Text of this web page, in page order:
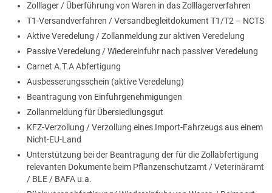
Zolllager / Überführung von Waren in das Zolllagerverfahren
T1-Versandverfahren / Versandbegleitdokument T1/T2 – NCTS
Aktive Veredelung / Zollanmeldung zur aktiven Veredelung
Passive Veredelung / Wiedereinfuhr nach passiver Veredelung
Carnet A.T.A Abfertigung
Ausbesserungsschein (aktive Veredelung)
Beantragung von Einfuhrgenehmigungen
Zollanmeldung für Übersiedlungsgut
KFZ-Verzollung / Verzollung eines Import-Fahrzeugs aus einem
Nicht-EU-Land
Unterstützung bei der Beantragung der für die Zollabfertigung
relevanten Dokumente beim Pflanzenschutzamt / Veterinäramt
/ BLE / BAFA u.a.